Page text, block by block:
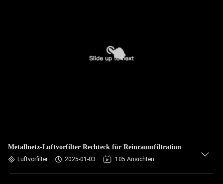
Metallnetz-Luftvorfilter Rechteck für Reinraumfiltration
Luftvorfilter 2025-01-03 105 Ansichten